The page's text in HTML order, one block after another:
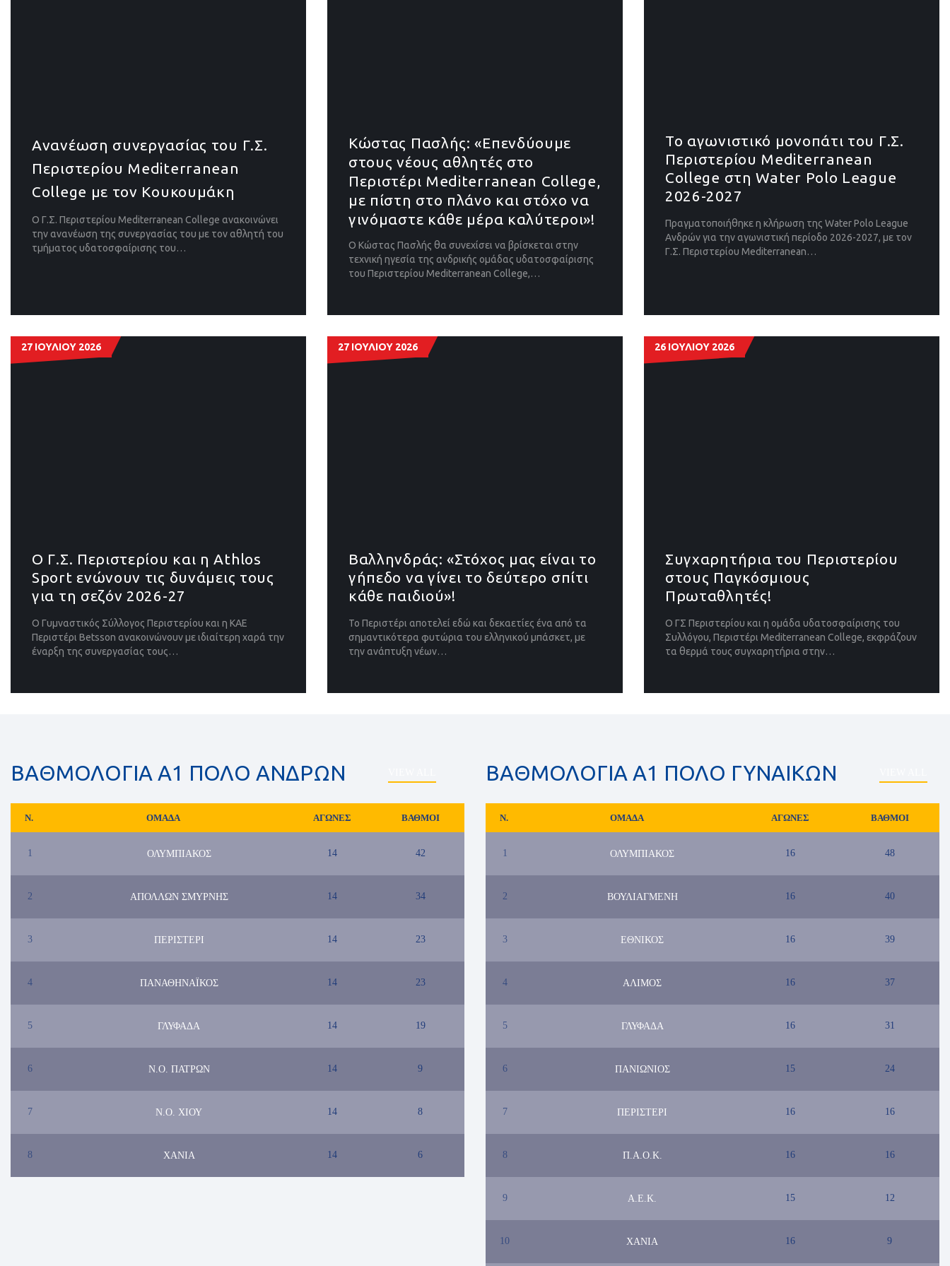
Ανανέωση συνεργασίας του Γ.Σ.
Περιστερίου Mediterranean
College με τον Κουκουμάκη
Ο Γ.Σ. Περιστερίου Mediterranean College ανακοινώνει
την ανανέωση της συνεργασίας του με τον αθλητή του
τμήματος υδατοσφαίρισης του…
Κώστας Πασλής: «Επενδύουμε
στους νέους αθλητές στο
Περιστέρι Mediterranean College,
με πίστη στο πλάνο και στόχο να
γινόμαστε κάθε μέρα καλύτεροι»!
Ο Κώστας Πασλής θα συνεχίσει να βρίσκεται στην
τεχνική ηγεσία της ανδρικής ομάδας υδατοσφαίρισης
του Περιστερίου Mediterranean College,…
Το αγωνιστικό μονοπάτι του Γ.Σ.
Περιστερίου Mediterranean
College στη Water Polo League
2026-2027
Πραγματοποιήθηκε η κλήρωση της Water Polo League
Ανδρών για την αγωνιστική περίοδο 2026-2027, με τον
Γ.Σ. Περιστερίου Mediterranean…
27 ΙΟΥΛΙΟΥ 2026
Ο Γ.Σ. Περιστερίου και η Athlos
Sport ενώνουν τις δυνάμεις τους
για τη σεζόν 2026-27
Ο Γυμναστικός Σύλλογος Περιστερίου και η ΚΑΕ
Περιστέρι Betsson ανακοινώνουν με ιδιαίτερη χαρά την
έναρξη της συνεργασίας τους…
27 ΙΟΥΛΙΟΥ 2026
Βαλληνδράς: «Στόχος μας είναι το
γήπεδο να γίνει το δεύτερο σπίτι
κάθε παιδιού»!
Το Περιστέρι αποτελεί εδώ και δεκαετίες ένα από τα
σημαντικότερα φυτώρια του ελληνικού μπάσκετ, με
την ανάπτυξη νέων…
26 ΙΟΥΛΙΟΥ 2026
Συγχαρητήρια του Περιστερίου
στους Παγκόσμιους
Πρωταθλητές!
Ο ΓΣ Περιστερίου και η ομάδα υδατοσφαίρισης του
Συλλόγου, Περιστέρι Mediterranean College, εκφράζουν
τα θερμά τους συγχαρητήρια στην…
ΒΑΘΜΟΛΟΓΙΑ Α1 ΠΟΛΟ ΑΝΔΡΩΝ
N. ΟΜΑΔΑ ΑΓΩΝΕΣ ΒΑΘΜΟΙ
1 ΟΛΥΜΠΙΑΚΟΣ 14 42
2 ΑΠΟΛΛΩΝ ΣΜΥΡΝΗΣ 14 34
3 ΠΕΡΙΣΤΕΡΙ 14 23
4 ΠΑΝΑΘΗΝΑΪΚΟΣ 14 23
5 ΓΛΥΦΑΔΑ 14 19
6 Ν.Ο. ΠΑΤΡΩΝ 14 9
7 Ν.Ο. ΧΙΟΥ 14 8
8 ΧΑΝΙΑ 14 6
ΒΑΘΜΟΛΟΓΙΑ Α1 ΠΟΛΟ ΓΥΝΑΙΚΩΝ
N. ΟΜΑΔΑ ΑΓΩΝΕΣ ΒΑΘΜΟΙ
1 ΟΛΥΜΠΙΑΚΟΣ 16 48
2 ΒΟΥΛΙΑΓΜΕΝΗ 16 40
3 ΕΘΝΙΚΟΣ 16 39
4 ΑΛΙΜΟΣ 16 37
5 ΓΛΥΦΑΔΑ 16 31
6 ΠΑΝΙΩΝΙΟΣ 15 24
7 ΠΕΡΙΣΤΕΡΙ 16 16
8 Π.Α.Ο.Κ. 16 16
9 Α.Ε.Κ. 15 12
10 ΧΑΝΙΑ 16 9